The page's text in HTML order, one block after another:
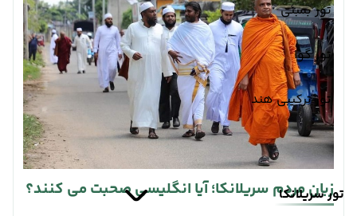
تور بمبئی
تور گوا
تور ترکیبی هند
تور سریلانکا
زبان مردم سریلانکا؛ آیا انگلیسی صحبت می کنند؟